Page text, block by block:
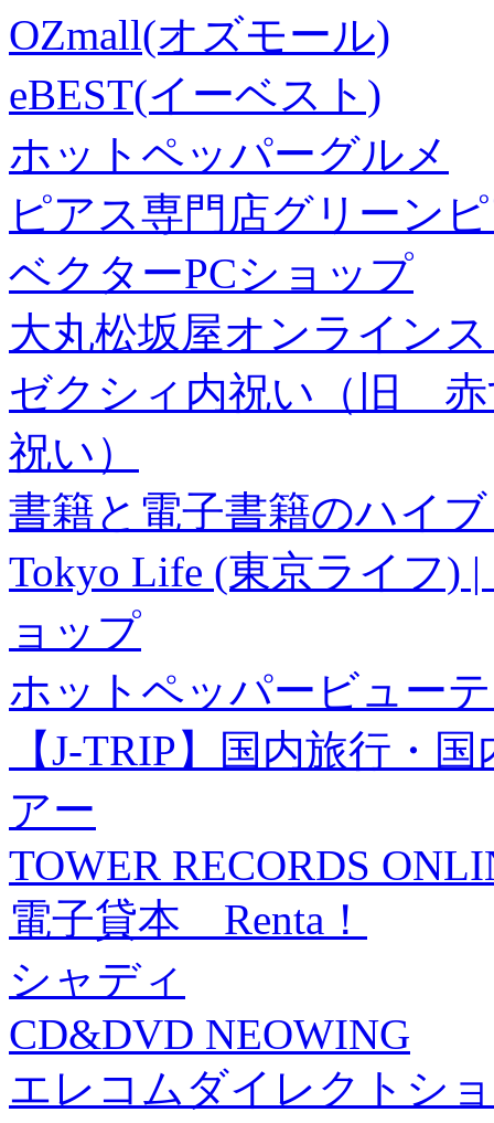
OZmall(オズモール)
eBEST(イーベスト)
ホットペッパーグルメ
ピアス専門店グリーン
ベクターPCショップ
大丸松坂屋オンライン
ゼクシィ内祝い（旧 赤
祝い）
書籍と電子書籍のハイ
Tokyo Life (東京ライフ)
ョップ
ホットペッパービュー
【J-TRIP】国内旅行・
アー
TOWER RECORDS
電子貸本 Renta！
シャディ
CD&DVD NEOWING
エレコムダイレクトシ